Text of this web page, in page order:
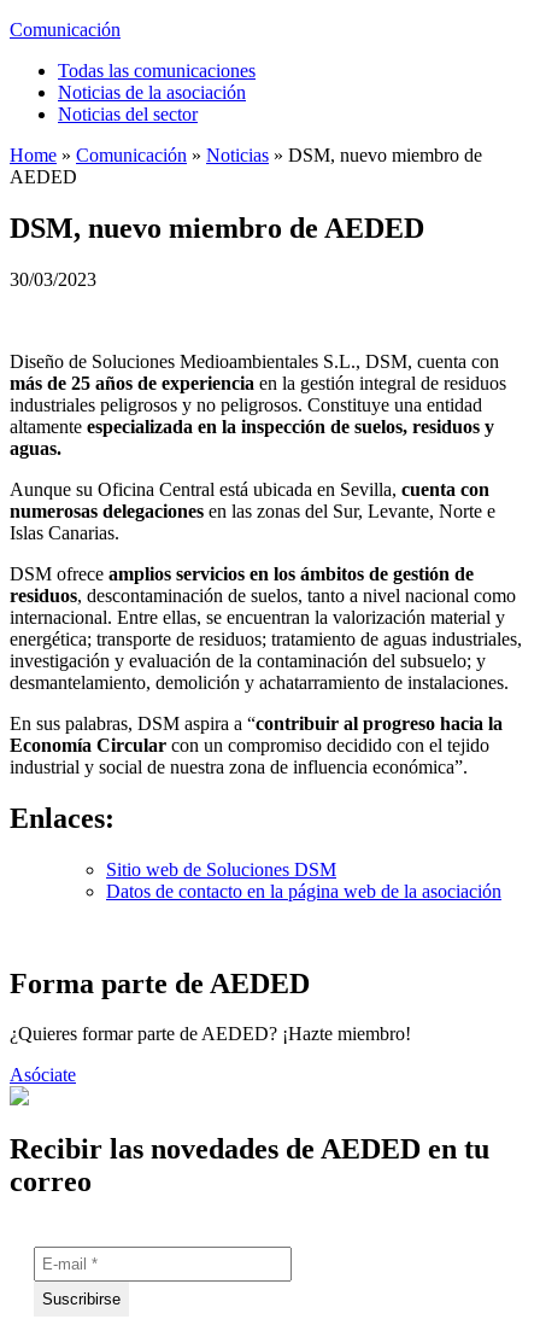
Comunicación
Todas las comunicaciones
Noticias de la asociación
Noticias del sector
Home » Comunicación » Noticias » DSM, nuevo miembro de
AEDED
DSM, nuevo miembro de AEDED
30/03/2023
Diseño de Soluciones Medioambientales S.L., DSM, cuenta con
más de 25 años de experiencia en la gestión integral de residuos
industriales peligrosos y no peligrosos. Constituye una entidad
altamente especializada en la inspección de suelos, residuos y
aguas.
Aunque su Oficina Central está ubicada en Sevilla, cuenta con
numerosas delegaciones en las zonas del Sur, Levante, Norte e
Islas Canarias.
DSM ofrece amplios servicios en los ámbitos de gestión de
residuos, descontaminación de suelos, tanto a nivel nacional como
internacional. Entre ellas, se encuentran la valorización material y
energética; transporte de residuos; tratamiento de aguas industriales,
investigación y evaluación de la contaminación del subsuelo; y
desmantelamiento, demolición y achatarramiento de instalaciones.
En sus palabras, DSM aspira a “contribuir al progreso hacia la
Economía Circular con un compromiso decidido con el tejido
industrial y social de nuestra zona de influencia económica”.
Enlaces:
Sitio web de Soluciones DSM
Datos de contacto en la página web de la asociación
Forma parte de AEDED
¿Quieres formar parte de AEDED? ¡Hazte miembro!
Asóciate
Recibir las novedades de AEDED en tu
correo